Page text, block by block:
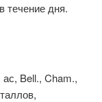
течение дня.
Bell., Cham.,